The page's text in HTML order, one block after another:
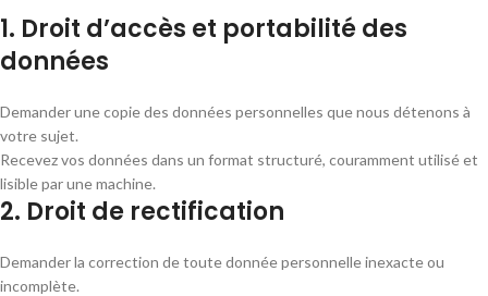
1. Droit d’accès et portabilité des
données
Demander une copie des données personnelles que nous détenons à
votre sujet.
Recevez vos données dans un format structuré, couramment utilisé et
lisible par une machine.
2. Droit de rectification
Demander la correction de toute donnée personnelle inexacte ou
incomplète.